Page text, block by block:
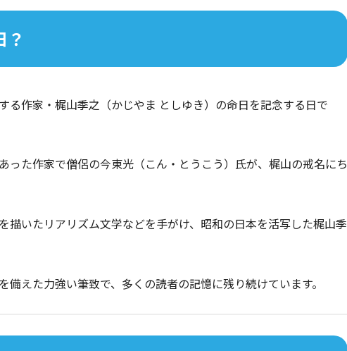
る作家・梶山季之（かじやま としゆき）の命日を記念する日で
った作家で僧侶の今東光（こん・とうこう）氏が、梶山の戒名にち
描いたリアリズム文学などを手がけ、昭和の日本を活写した梶山季
えた力強い筆致で、多くの読者の記憶に残り続けています。